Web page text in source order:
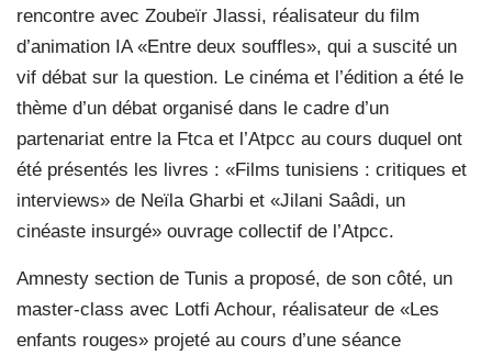
rencontre avec Zoubeïr Jlassi, réalisateur du film
d’animation IA «Entre deux souffles», qui a suscité un
vif débat sur la question. Le cinéma et l’édition a été le
thème d’un débat organisé dans le cadre d’un
partenariat entre la Ftca et l’Atpcc au cours duquel ont
été présentés les livres : «Films tunisiens : critiques et
interviews» de Neïla Gharbi et «Jilani Saâdi, un
cinéaste insurgé» ouvrage collectif de l’Atpcc.
Amnesty section de Tunis a proposé, de son côté, un
master-class avec Lotfi Achour, réalisateur de «Les
enfants rouges» projeté au cours d’une séance